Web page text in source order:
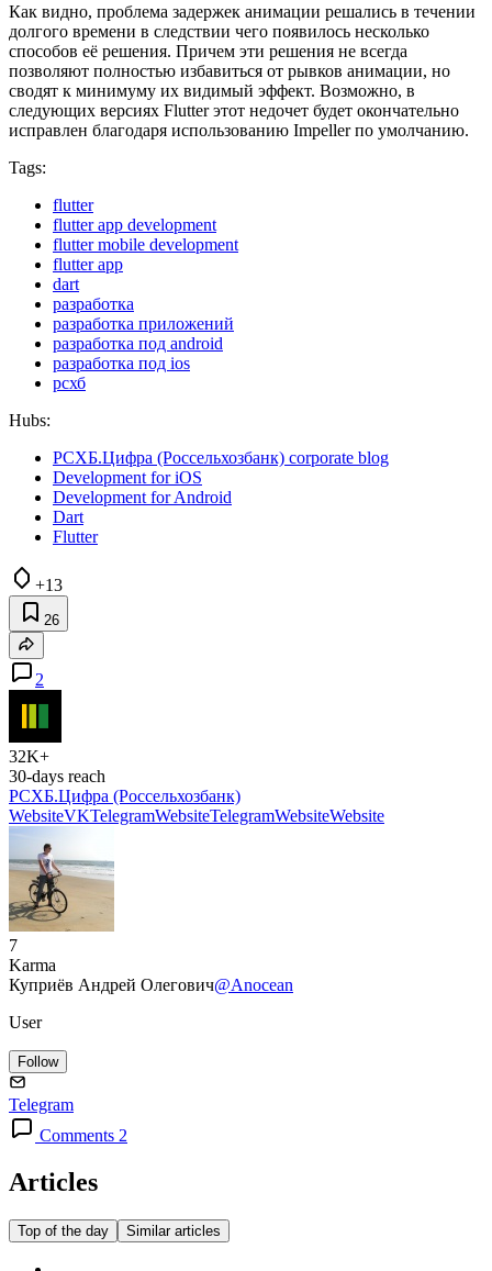
Как видно, проблема задержек анимации решались в течении
долгого времени в следствии чего появилось несколько
способов её решения. Причем эти решения не всегда
позволяют полностью избавиться от рывков анимации, но
сводят к минимуму их видимый эффект. Возможно, в
следующих версиях Flutter этот недочет будет окончательно
исправлен благодаря использованию Impeller по умолчанию.
Tags:
flutter
flutter app development
flutter mobile development
flutter app
dart
разработка
разработка приложений
разработка под android
разработка под ios
рсхб
Hubs:
РСХБ.Цифра (Россельхозбанк) corporate blog
Development for iOS
Development for Android
Dart
Flutter
+13
26
2
32K+
30-days reach
РСХБ.Цифра (Россельхозбанк)
WebsiteVKTelegramWebsiteTelegramWebsiteWebsite
7
Karma
Куприёв Андрей Олегович@Anocean
User
Follow
Telegram
Comments 2
Articles
Top of the day Similar articles